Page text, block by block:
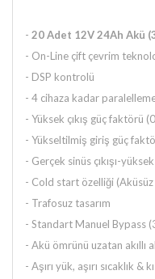
- 20 Adet 12V 24Ah Akü
- On-Line çift çevrim
- DSP kontrolü
- 4 cihaza kadar
- Yüksek çıkış güç faktörü
- Yükseltilmiş giriş güç
- Gerçek sinüs çıkışı-
- Cold start özelliği (Aküsüz
- Trafosuz tasarım
- Standart Manuel Bypass
- Akü ömrünü uzatan akıllı
- Aşırı yük, aşırı sıcaklık &